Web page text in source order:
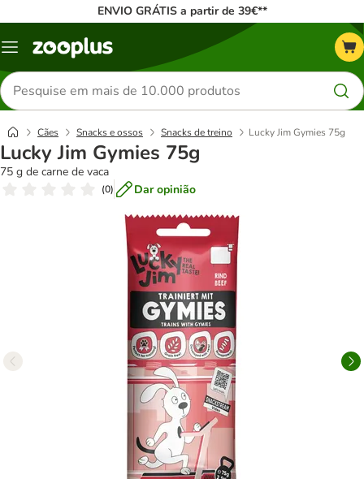
ENVIO GRÁTIS a partir de 39€**
Menu
Pesquisar
produtos
Cães Snacks e ossos Snacks de treino Lucky Jim Gymies 75g
Lucky Jim Gymies 75g
75 g de carne de vaca
(0) Dar opinião